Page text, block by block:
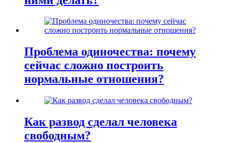
Проблема одиночества: почему
сейчас сложно построить
нормальные отношения?
Как развод сделал человека
свободным?